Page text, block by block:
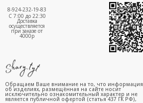
8-924-232-19-83
С 7:00 до 22:30
Доставка
осуществляется
при заказе от
4000р
Обращаем Ваше внимание на то, что информация
об изделиях, размещённая на сайте носит
исключительно ознакомительный характер и не
является публичной офертой (статья 437 ГК РФ),